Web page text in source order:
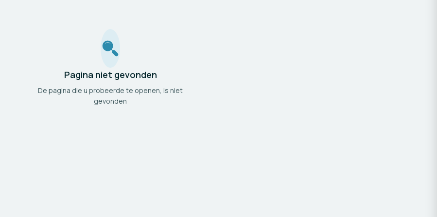
Pagina niet gevonden
De pagina die u probeerde te openen, is niet
gevonden